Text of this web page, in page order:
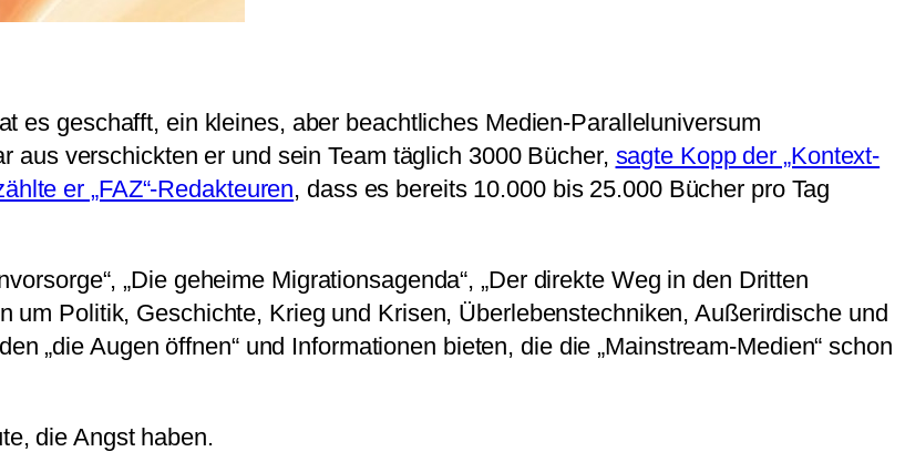
es geschafft, ein kleines, aber beachtliches Medien-Paralleluniversum
verschickten er und sein Team täglich 3000 Bücher, sagte Kopp der „Kontext-
er „FAZ“-Redakteuren, dass es bereits 10.000 bis 25.000 Bücher pro Tag
„Die geheime Migrationsagenda“, „Der direkte Weg in den Dritten
um Politik, Geschichte, Krieg und Krisen, Überlebenstechniken, Außerirdische und
„die Augen öffnen“ und Informationen bieten, die die „Mainstream-Medien“ schon
die Angst haben.